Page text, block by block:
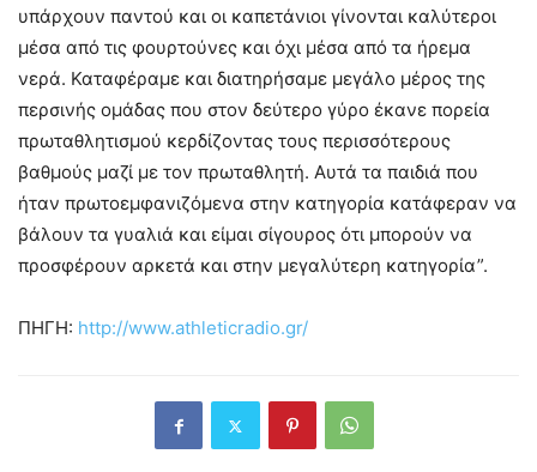
υπάρχουν παντού και οι καπετάνιοι γίνονται καλύτεροι
μέσα από τις φουρτούνες και όχι μέσα από τα ήρεμα
νερά. Καταφέραμε και διατηρήσαμε μεγάλο μέρος της
περσινής ομάδας που στον δεύτερο γύρο έκανε πορεία
πρωταθλητισμού κερδίζοντας τους περισσότερους
βαθμούς μαζί με τον πρωταθλητή. Αυτά τα παιδιά που
ήταν πρωτοεμφανιζόμενα στην κατηγορία κατάφεραν να
βάλουν τα γυαλιά και είμαι σίγουρος ότι μπορούν να
προσφέρουν αρκετά και στην μεγαλύτερη κατηγορία”.
ΠΗΓΗ: http://www.athleticradio.gr/